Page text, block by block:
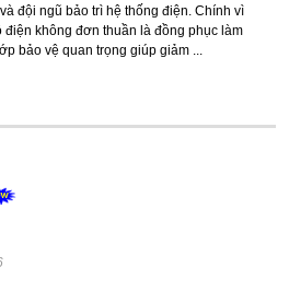
đội ngũ bảo trì hệ thống điện. Chính vì
điện không đơn thuần là đồng phục làm
bảo vệ quan trọng giúp giảm ...